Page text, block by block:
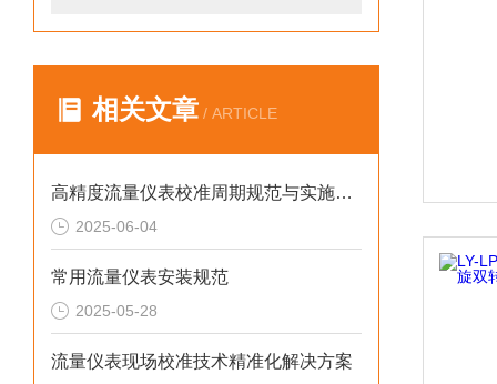
相关文章 / ARTICLE
高精度流量仪表校准周期规范与实施策略
2025-06-04
常用流量仪表安装规范
2025-05-28
流量仪表现场校准技术精准化解决方案